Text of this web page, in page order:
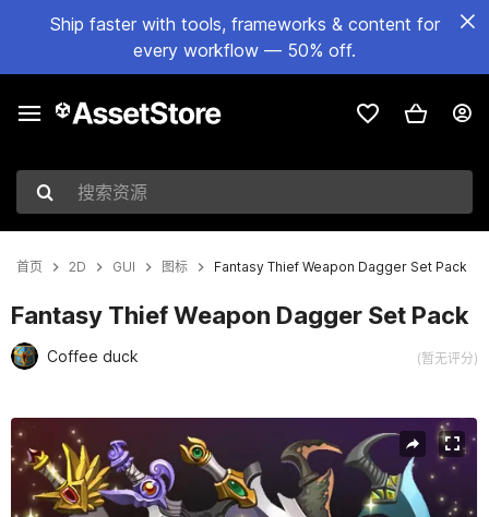
Ship faster with tools, frameworks & content for
every workflow — 50% off.
搜索资源
首页 2D GUI 图标 Fantasy Thief Weapon Dagger Set Pack
Fantasy Thief Weapon Dagger Set Pack
Coffee duck (暂无评分)
当前幻灯片：1 / 4